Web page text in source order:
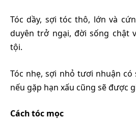
Tóc dầy, sợi tóc thô, lớn và
duyên trở ngại, đời sống chật
tội.
Tóc nhẹ, sợi nhỏ tươi nhuận
nếu gặp hạn xấu cũng sẽ được
Cách tóc mọc